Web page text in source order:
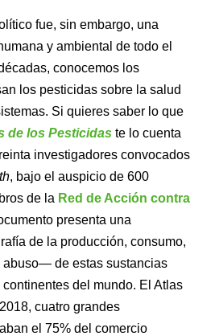
fue, sin embargo, una
y ambiental de todo el
conocemos los
los pesticidas sobre la salud
Si quieres saber lo que
de los Pesticidas te lo cuenta
investigadores convocados
, bajo el auspicio de 600
de la Red de Acción contra
presenta una
de la producción, consumo,
de estas sustancias
del mundo. El Atlas
cuatro grandes
el 75% del comercio